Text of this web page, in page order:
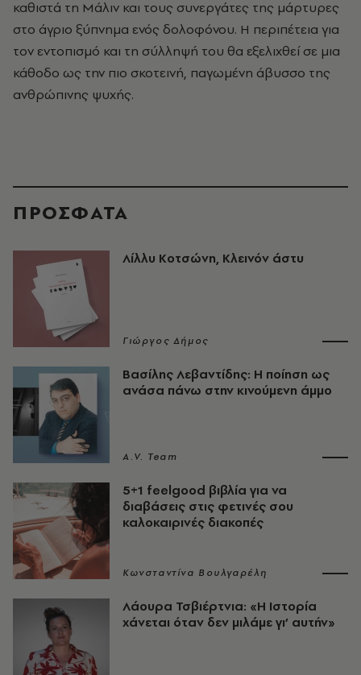
καθιστά τη Μάλιν και τους συνεργάτες της μάρτυρες
στο άγριο ξύπνημα ενός δολοφόνου. Η περιπέτεια για
τον εντοπισμό και τη σύλληψή του θα εξελιχθεί σε μια
κάθοδο ως την πιο σκοτεινή, παγωμένη άβυσσο της
ανθρώπινης ψυχής.
ΠΡΟΣΦΑΤΑ
Λίλλυ Κοτσώνη, Κλεινόν άστυ
Γιώργος Δήμος
Βασίλης Λεβαντίδης: Η ποίηση ως
ανάσα πάνω στην κινούμενη άμμο
A.V. Team
5+1 feelgood βιβλία για να
διαβάσεις στις φετινές σου
καλοκαιρινές διακοπές
Κωνσταντίνα Βουλγαρέλη
Λάουρα Τσβιέρτνια: «Η Ιστορία
χάνεται όταν δεν μιλάμε γι’ αυτήν»